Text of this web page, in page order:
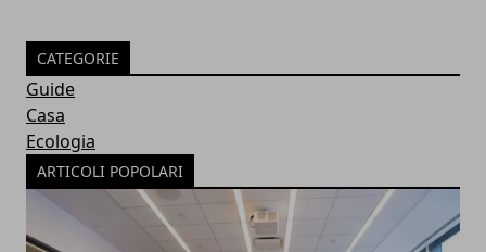
CATEGORIE
Guide
Casa
Ecologia
ARTICOLI POPOLARI